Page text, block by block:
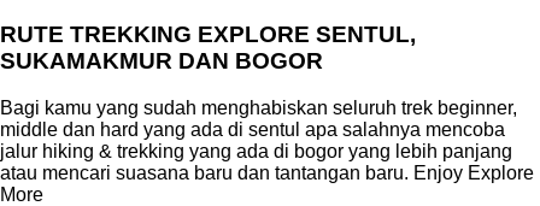
RUTE TREKKING EXPLORE SENTUL,
SUKAMAKMUR DAN BOGOR
Bagi kamu yang sudah menghabiskan seluruh trek beginner,
middle dan hard yang ada di sentul apa salahnya mencoba
jalur hiking & trekking yang ada di bogor yang lebih panjang
atau mencari suasana baru dan tantangan baru. Enjoy Explore
More